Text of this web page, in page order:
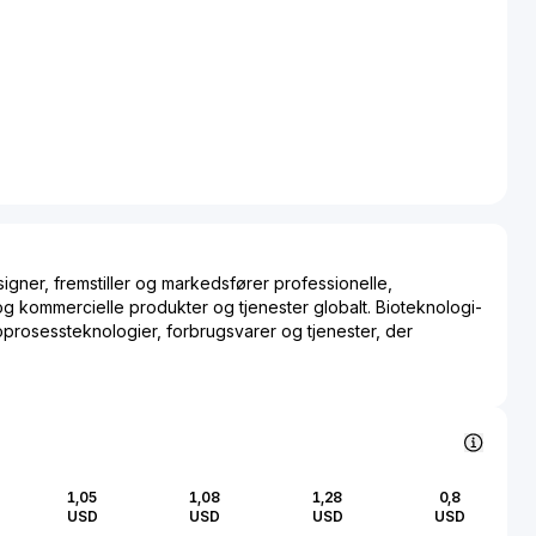
fremstiller og markedsfører professionelle,
kommercielle produkter og tjenester globalt. Bioteknologi-
forbrugsvarer og tjenester, der
for cellelinjer og cellekulturer; cellekulturmedier,
af komplette produktionsanlæg; laboratoriefiltrering,
tjenester; samt filtreringsløsninger til sundhedssektoren.
leverer massespektrometre; flowcytometri, genetik,
1,05
USD
1,08
USD
1,28
USD
0,8
USD